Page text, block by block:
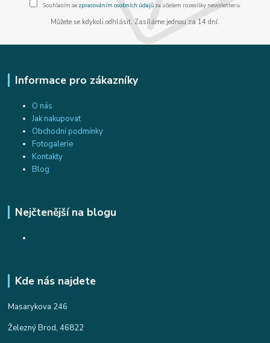
Souhlasím se zpracováním osobních údajůza účelem rozesílky newsletteru.
Můžete se kdykoli odhlásit. Zasíláme jednou za 14 dní.
Informace pro zákazníky
O nás
Jak nakupovat
Obchodní podmínky
Fotogalerie
Kontakty
Blog
Nejčtenější na blogu
Kde nás najdete
Masarykova 246
Železný Brod, 46822